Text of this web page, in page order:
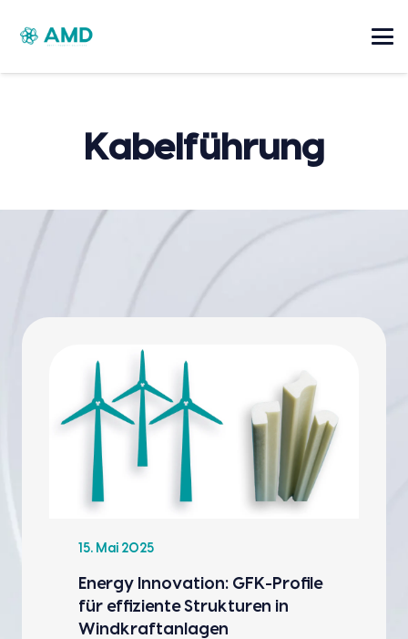
Kabelführung
15. Mai 2025
Ener­gy Inno­va­ti­on: GFK-Pro­fi­le
für effi­zi­en­te Struk­tu­ren in
Wind­kraft­an­la­gen